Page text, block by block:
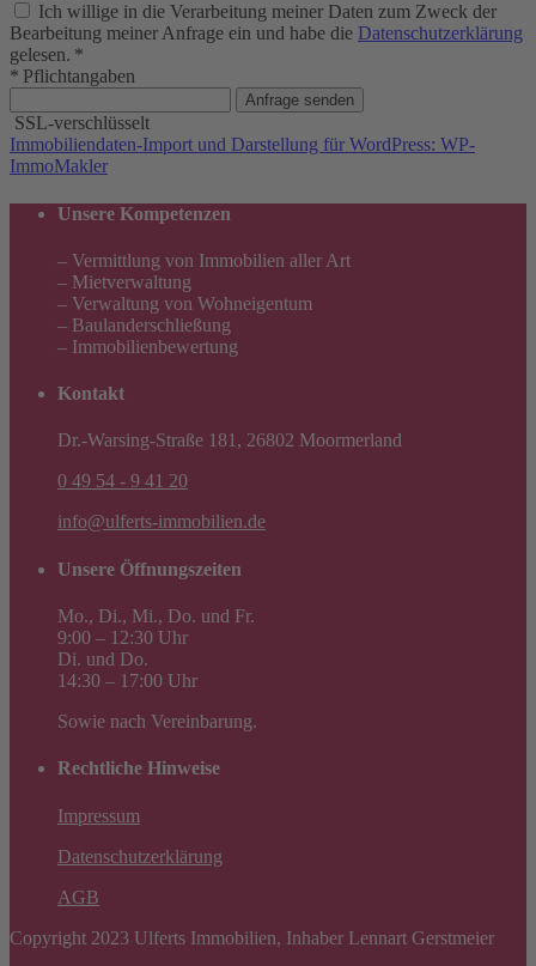
Ich willige in die Verarbeitung meiner Daten zum Zweck der
Bearbeitung meiner Anfrage ein und habe die Datenschutzerklärung
gelesen. *
* Pflichtangaben
Anfrage senden
SSL-verschlüsselt
Immobiliendaten-Import und Darstellung für WordPress: WP-
ImmoMakler
Unsere Kompetenzen
– Vermittlung von Immobilien aller Art
– Mietverwaltung
– Verwaltung von Wohneigentum
– Baulanderschließung
– Immobilienbewertung
Kontakt
Dr.-Warsing-Straße 181, 26802 Moormerland
0 49 54 - 9 41 20
info@ulferts-immobilien.de
Unsere Öffnungszeiten
Mo., Di., Mi., Do. und Fr.
9:00 – 12:30 Uhr
Di. und Do.
14:30 – 17:00 Uhr
Sowie nach Vereinbarung.
Rechtliche Hinweise
Impressum
Datenschutzerklärung
AGB
Copyright 2023 Ulferts Immobilien, Inhaber Lennart Gerstmeier